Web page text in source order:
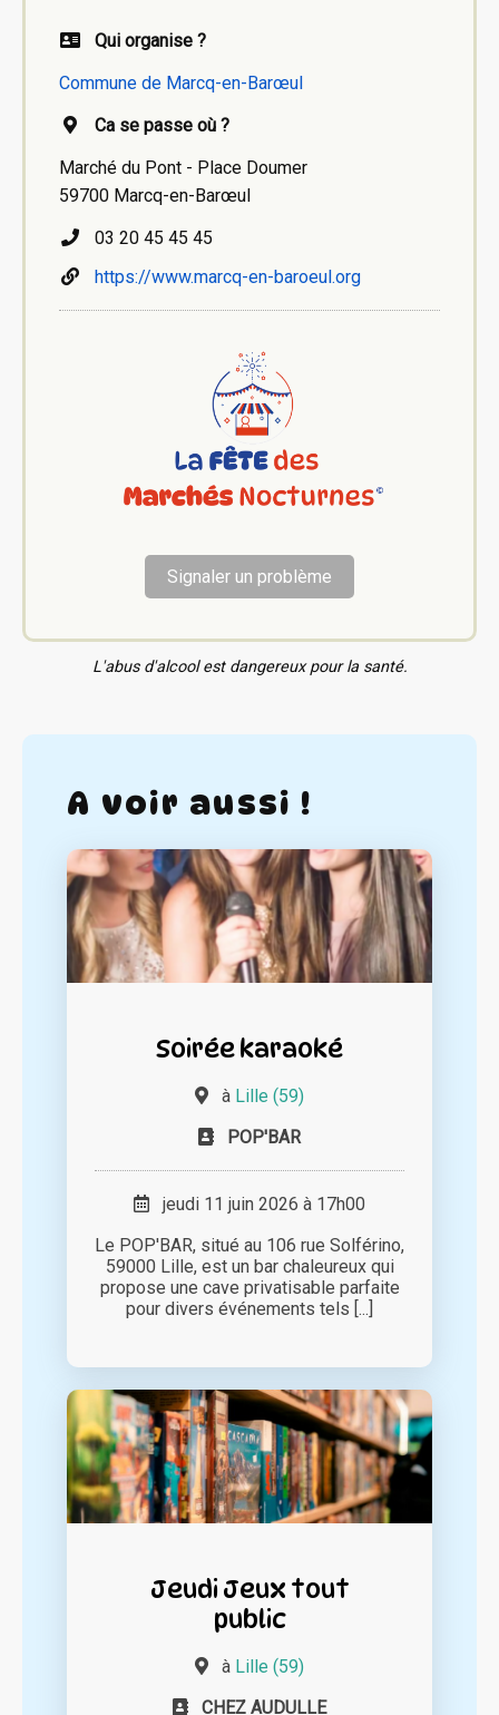
Qui organise ?
Commune de Marcq-en-Barœul
Ca se passe où ?
Marché du Pont - Place Doumer
59700 Marcq-en-Barœul
03 20 45 45 45
https://www.marcq-en-baroeul.org
Signaler un problème
L'abus d'alcool est dangereux pour la santé.
A voir aussi !
Soirée karaoké
à Lille (59)
POP'BAR
jeudi 11 juin 2026 à 17h00
Le POP'BAR, situé au 106 rue Solférino,
59000 Lille, est un bar chaleureux qui
propose une cave privatisable parfaite
pour divers événements tels [...]
Jeudi Jeux tout
public
à Lille (59)
CHEZ AUDULLE